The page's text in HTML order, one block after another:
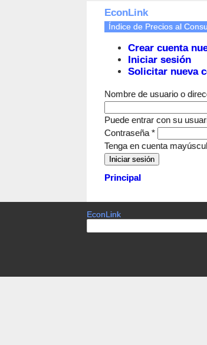
EconLink
Crear cuenta
Iniciar sesión
Solicitar nueva
Índice de Precios al
Nombre de usuario o
Puede entrar con su
Contraseña *
Tenga en cuenta
Principal
EconLink